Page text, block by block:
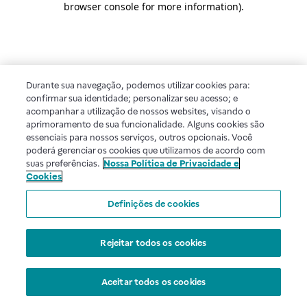
browser console for more information).
Durante sua navegação, podemos utilizar cookies para:
confirmar sua identidade; personalizar seu acesso; e
acompanhar a utilização de nossos websites, visando o
aprimoramento de sua funcionalidade. Alguns cookies são
essenciais para nossos serviços, outros opcionais. Você
poderá gerenciar os cookies que utilizamos de acordo com
suas preferências. Nossa Política de Privacidade e
Cookies
Definições de cookies
Rejeitar todos os cookies
Aceitar todos os cookies